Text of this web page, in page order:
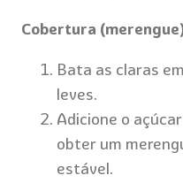
Cobertura
Bata as claras
leves.
Adicione o
obter um
estável.